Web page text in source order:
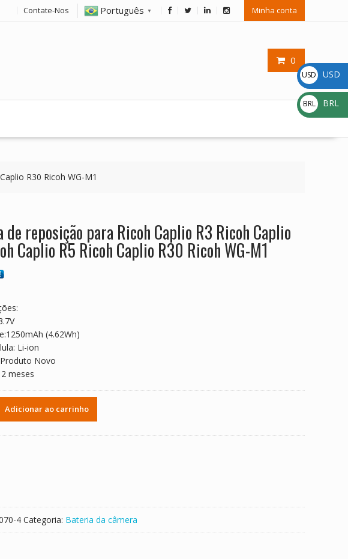
Contate-Nos Português ▼ Minha conta
0
R30 Ricoh WG-M1
de reposição para Ricoh Caplio R3 Ricoh Caplio
Caplio R5 Ricoh Caplio R30 Ricoh WG-M1
(4.62Wh)
Li-ion
Novo
meses
Adicionar ao carrinho
4 Categoria: Bateria da câmera
USD
$
USD
BRL
R$
BRL